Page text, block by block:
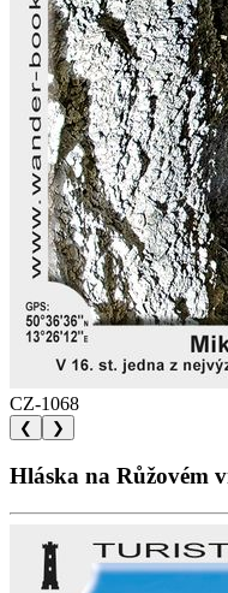
CZ-1068
❮ ❯
Hláska na Růžovém